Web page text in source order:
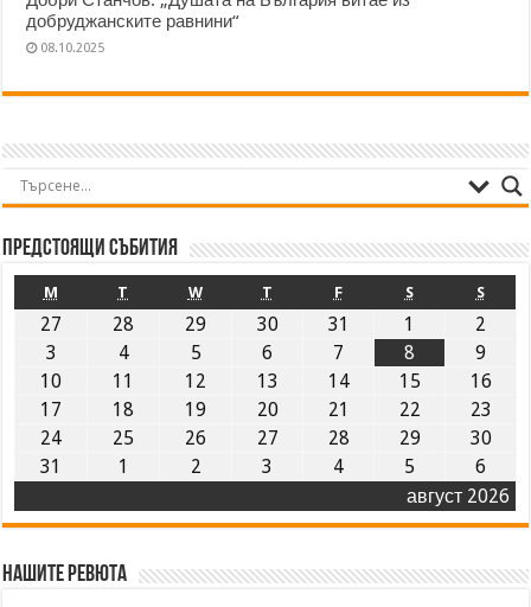
добруджанските равнини“
08.10.2025
Предстоящи събития
август 2026
M T W T F S S
27 28 29 30 31 1
2
3
4 5 6 7 8
9
10
11 12 13 14 15
16
17
18 19 20 21 22
23
24
25 26 27 28 29
30
31
1 2 3 4 5 6
Нашите ревюта